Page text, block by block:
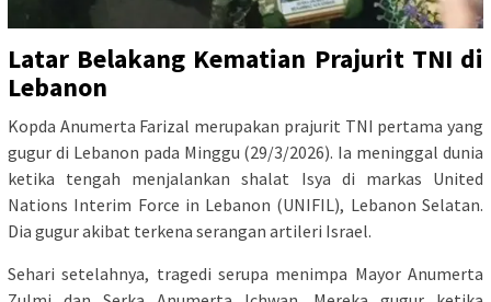
Latar Belakang Kematian Prajurit TNI di
Lebanon
Kopda Anumerta Farizal merupakan prajurit TNI pertama yang
gugur di Lebanon pada Minggu (29/3/2026). Ia meninggal dunia
ketika tengah menjalankan shalat Isya di markas United
Nations Interim Force in Lebanon (UNIFIL), Lebanon Selatan.
Dia gugur akibat terkena serangan artileri Israel.
Sehari setelahnya, tragedi serupa menimpa Mayor Anumerta